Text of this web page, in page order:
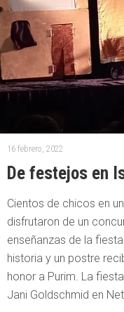
16 febrero, 2022
De festejos en
Cientos de chicos en
disfrutaron de un
enseñanzas de la
historia y un postre
honor a Purim. La
Jani Goldschmid en